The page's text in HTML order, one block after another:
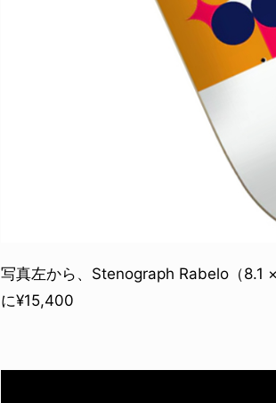
写真左から、Stenograph Rabelo（
に¥15,400